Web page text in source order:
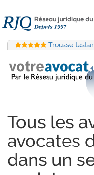
Trousse
Tous les
avocates
dans un